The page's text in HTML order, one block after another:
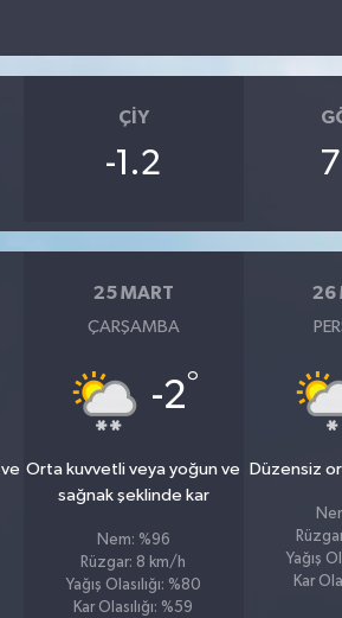
ÇIY
-1.2 7
25 MART
ÇARŞAMBA
-2°
Orta kuvvetli veya yoğun ve
sağnak şeklinde kar
Nem: %96
Rüzgar: 8 km/h
Yağış Olasılığı: %80
Kar Olasılığı: %59
26
Düzensiz
Yağış
Kar